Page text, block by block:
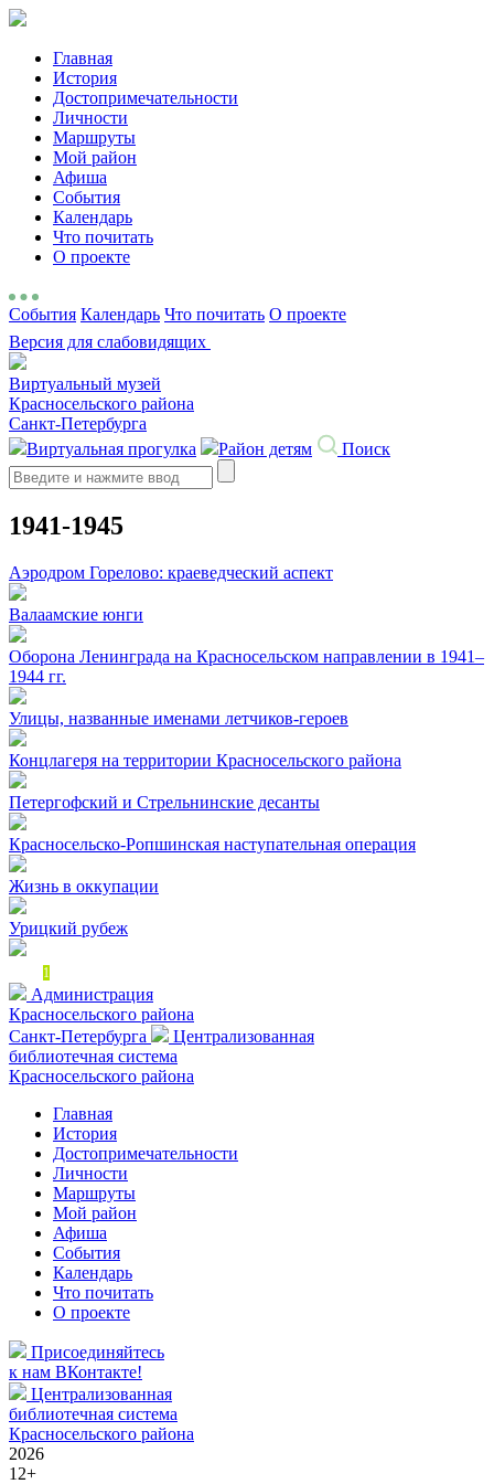
Главная
История
Достопримечательности
Личности
Маршруты
Мой район
Афиша
События
Календарь
Что почитать
О проекте
События Календарь Что почитать О проекте
Версия для слабовидящих
Виртуальный музей
Красносельского района
Санкт-Петербурга
Виртуальная прогулка
Район детям
Поиск
Search
1941-1945
Аэродром Горелово: краеведческий аспект
Валаамские юнги
Оборона Ленинграда на Красносельском направлении в 1941–
1944 гг.
Улицы, названные именами летчиков-героев
Концлагеря на территории Красносельского района
Петергофский и Стрельнинские десанты
Красносельско-Ропшинская наступательная операция
Жизнь в оккупации
Урицкий рубеж
1
Администрация
Красносельского района
Санкт-Петербурга
Централизованная
библиотечная система
Красносельского района
Главная
История
Достопримечательности
Личности
Маршруты
Мой район
Афиша
События
Календарь
Что почитать
О проекте
Присоединяйтесь
к нам ВКонтакте!
Централизованная
библиотечная система
Красносельского района
2026
12+